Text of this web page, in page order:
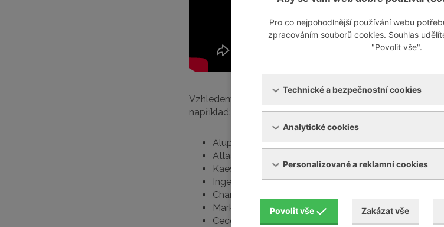
Vzhledem k dlouholetým zkušenostem v oboru jsme
například:
Alup
Atlas Copco
Kaeser
Ingersoll Rand
Champion
Mark
Ceccato
Pro co nejpohodlnější používání webu
zpracováním souborů cookies. Souhlas
"Povolit vše".
Technické a bezpečnostní cookies
Analytické cookies
Personalizované a reklamní cookies
Povolit vše Zakázat vše